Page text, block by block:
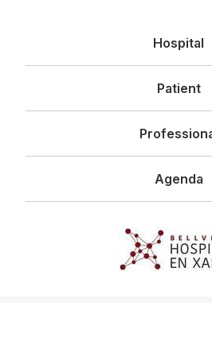
principal
Hospital
Patient
Agenda